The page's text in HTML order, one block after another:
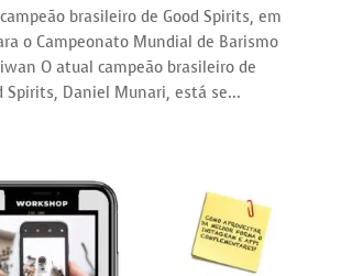
brasileiro de Good Spirits, em
o Campeonato Mundial de Barismo
O atual campeão brasileiro de
Spirits, Daniel Munari, está se...